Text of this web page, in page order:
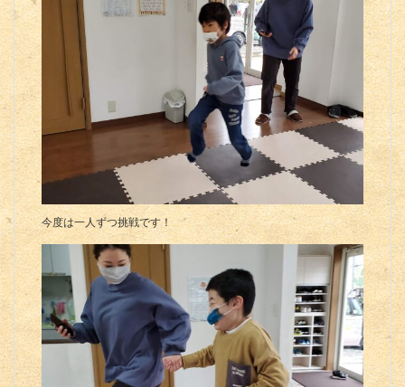
今度は一人ずつ挑戦です！